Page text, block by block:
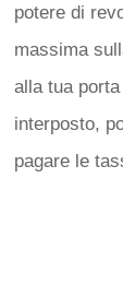
potere di
massima
alla tua
interposto,
pagare le